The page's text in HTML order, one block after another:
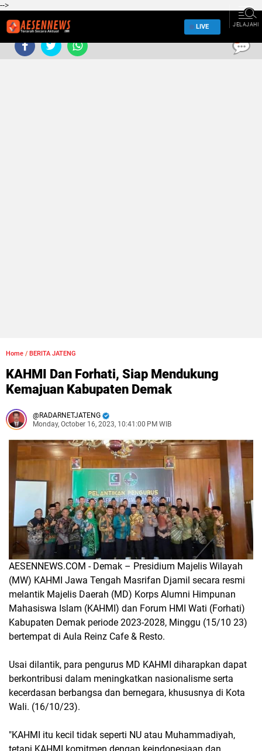
-->
LIVE JELAJAHI
Home / BERITA JATENG
KAHMI Dan Forhati, Siap Mendukung
Kemajuan Kabupaten Demak
RADARNETJATENG
Monday, October 16, 2023, 10:41:00 PM WIB
AESENNEWS.COM - Demak – Presidium Majelis Wilayah
(MW) KAHMI Jawa Tengah Masrifan Djamil secara resmi
melantik Majelis Daerah (MD) Korps Alumni Himpunan
Mahasiswa Islam (KAHMI) dan Forum HMI Wati (Forhati)
Kabupaten Demak periode 2023-2028, Minggu (15/10 23)
bertempat di Aula Reinz Cafe & Resto.
Usai dilantik, para pengurus MD KAHMI diharapkan dapat
berkontribusi dalam meningkatkan nasionalisme serta
kecerdasan berbangsa dan bernegara, khususnya di Kota
Wali. (16/10/23).
"KAHMI itu kecil tidak seperti NU atau Muhammadiyah,